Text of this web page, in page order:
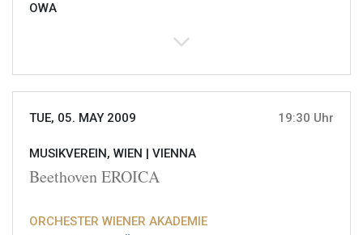
OWA
TUE, 05. MAY 2009 19:30 Uhr
MUSIKVEREIN, WIEN | VIENNA
Beethoven EROICA
ORCHESTER WIENER AKADEMIE